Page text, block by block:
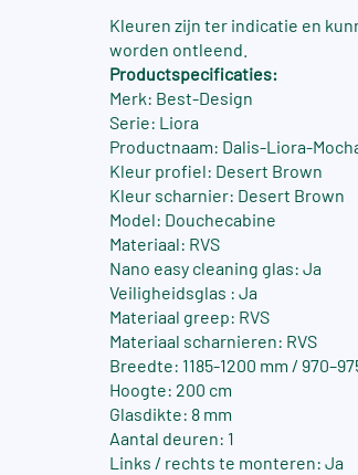
Kleuren zijn ter indicatie en
worden ontleend.
Productspecificaties:
Merk: Best-Design
Serie: Liora
Productnaam: Dalis-Liora-
Kleur profiel: Desert Brown
Kleur scharnier: Desert Brown
Model: Douchecabine
Materiaal: RVS
Nano easy cleaning glas: Ja
Veiligheidsglas : Ja
Materiaal greep: RVS
Materiaal scharnieren: RVS
Breedte: 1185-1200 mm /
Hoogte: 200 cm
Glasdikte: 8 mm
Aantal deuren: 1
Links / rechts te monteren: Ja